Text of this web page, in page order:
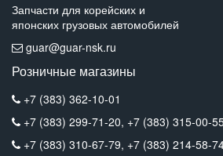
Запчасти для корейских и
японских грузовых автомобилей
guar@guar-nsk.ru
Розничные магазины
+7 (383) 362-10-01
+7 (383) 299-71-20, +7 (383) 315-00-
+7 (383) 310-67-79, +7 (383) 214-58-